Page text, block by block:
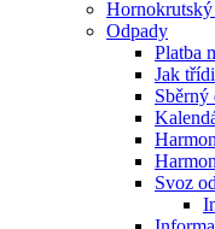
Odpady
Platba
Jak
Svoz